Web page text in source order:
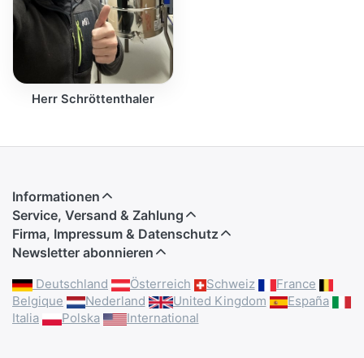
Herr Schröttenthaler
Informationen
Service, Versand & Zahlung
Firma, Impressum & Datenschutz
Newsletter abonnieren
Deutschland Österreich Schweiz
France
Belgique
Nederland United Kingdom
España
Italia
Polska International